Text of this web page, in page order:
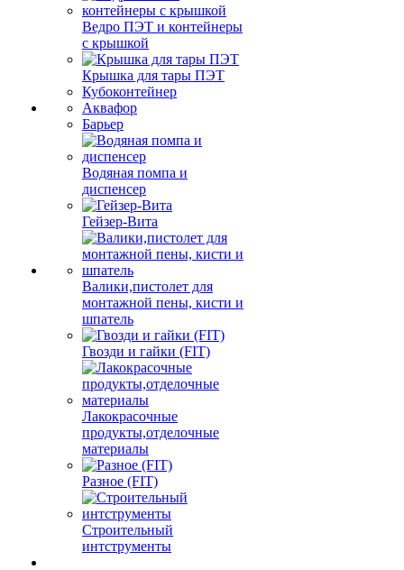
Ведро ПЭТ и контейнеры
с крышкой
Крышка для тары ПЭТ
Кубоконтейнер
Аквафор
Барьер
Водяная помпа и
диспенсер
Гейзер-Вита
Валики,пистолет для
монтажной пены, кисти и
шпатель
Гвозди и гайки (FIT)
Лакокрасочные
продукты,отделочные
материалы
Разное (FIT)
Строительный
интструменты